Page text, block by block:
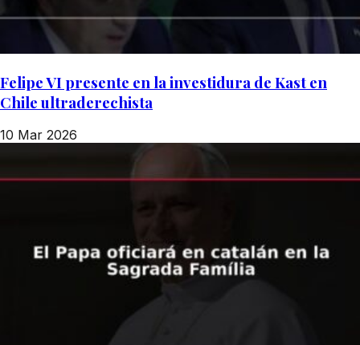
Felipe VI presente en la investidura de Kast en
Chile ultraderechista
10 Mar 2026